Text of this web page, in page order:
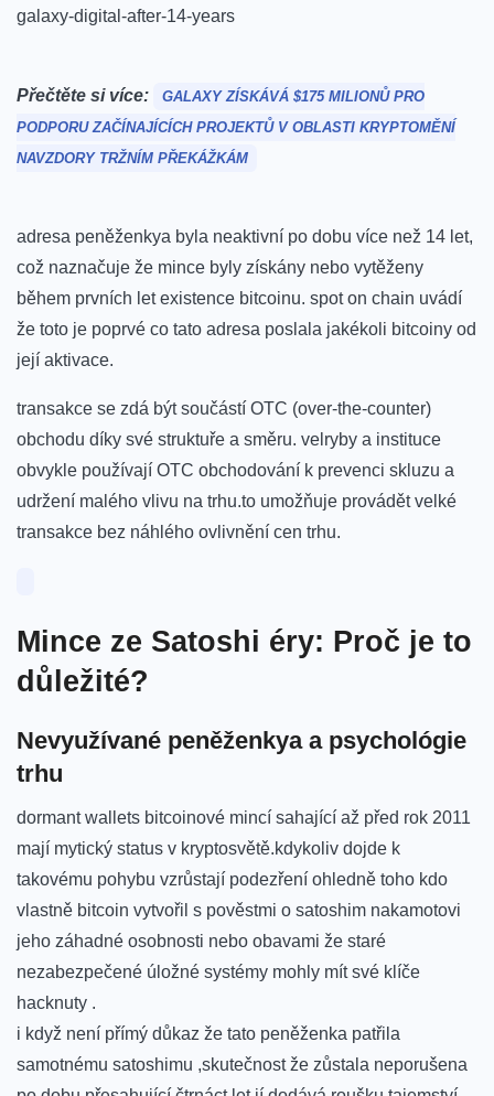
Přečtěte si více:
GALAXY‍ ZÍSKÁVÁ $175 MILIONŮ PRO
PODPORU ZAČÍNAJÍCÍCH PROJEKTŮ V ⁢OBLASTI KRYPTOMĚNÍ
NAVZDORY TRŽNÍM ⁣PŘEKÁŽKÁM
adresa peněženkya byla neaktivní po dobu více než 14 let, ​
což naznačuje že mince⁤ byly získány nebo vytěženy
⁤během‍ prvních let existence bitcoinu. spot on chain ​uvádí
že toto​ je poprvé co tato adresa poslala jakékoli bitcoiny od
její ⁣aktivace.
transakce se​ zdá být‍ součástí OTC‍ (over-the-counter)
obchodu ⁢díky⁢ své struktuře a směru.‍ velryby a instituce⁣
obvykle používají OTC obchodování k prevenci skluzu⁤ a
udržení malého vlivu na trhu.to umožňuje provádět velké​
transakce bez⁣ náhlého ovlivnění cen trhu.
Mince ze Satoshi éry: Proč je to
důležité?
Nevyužívané peněženkya a psychológie
trhu
dormant wallets bitcoinové ⁤mincí sahající⁢ až ‌před rok 2011
mají mytický status‍ v kryptosvětě.kdykoliv ⁣dojde k
takovému pohybu vzrůstají podezření ohledně toho kdo
vlastně bitcoin vytvořil⁣ s pověstmi o satoshim nakamotovi
jeho záhadné osobnosti nebo obavami že staré
nezabezpečené úložné systémy mohly mít své klíče
hacknuty .
i když není přímý‍ důkaz že tato peněženka⁣ patřila
samotnému ⁤satoshimu ,skutečnost že zůstala neporušena